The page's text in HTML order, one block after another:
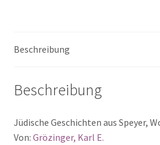
Beschreibung
Beschreibung
Jüdische Geschichten aus Speyer,
Von: Grözinger, Karl E.